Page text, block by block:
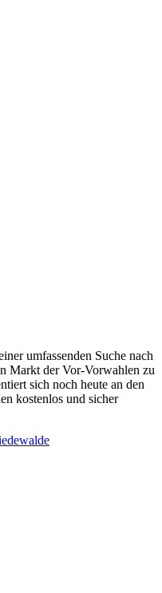
umfassenden Suche nach
Markt der Vor-Vorwahlen zu
sich noch heute an den
kostenlos und sicher